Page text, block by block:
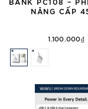
NÂNG CẤP
1.100.000₫